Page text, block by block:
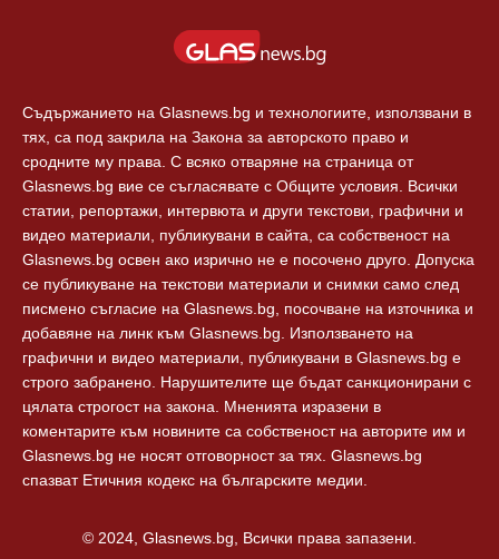
Съдържанието на Glasnews.bg и технологиите, използвани в
тях, са под закрила на Закона за авторското право и
сродните му права. С всяко отваряне на страница от
Glasnews.bg вие се съгласявате с Общите условия. Всички
статии, репортажи, интервюта и други текстови, графични и
видео материали, публикувани в сайта, са собственост на
Glasnews.bg освен ако изрично не е посочено друго. Допуска
се публикуване на текстови материали и снимки само след
писмено съгласие на Glasnews.bg, посочване на източника и
добавяне на линк към Glasnews.bg. Използването на
графични и видео материали, публикувани в Glasnews.bg е
строго забранено. Нарушителите ще бъдат санкционирани с
цялата строгост на закона. Мненията изразени в
коментарите към новините са собственост на авторите им и
Glasnews.bg не носят отговорност за тях. Glasnews.bg
спазват Етичния кодекс на българските медии.
© 2024, Glasnews.bg, Всички права запазени.